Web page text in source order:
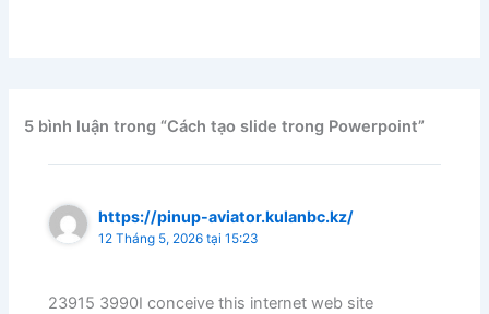
5 bình luận trong “Cách tạo slide trong Powerpoint”
https://pinup-aviator.kulanbc.kz/
12 Tháng 5, 2026 tại 15:23
23915 3990I conceive this internet web site